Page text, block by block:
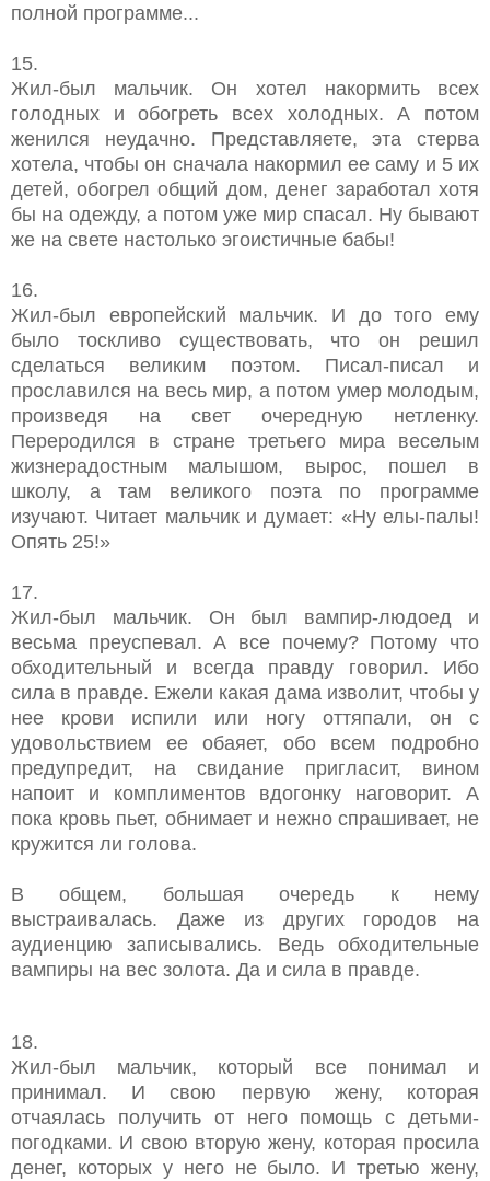
полной программе...
15.
Жил-был мальчик. Он хотел накормить всех
голодных и обогреть всех холодных. А потом
женился неудачно. Представляете, эта стерва
хотела, чтобы он сначала накормил ее саму и 5 их
детей, обогрел общий дом, денег заработал хотя
бы на одежду, а потом уже мир спасал. Ну бывают
же на свете настолько эгоистичные бабы!
16.
Жил-был европейский мальчик. И до того ему
было тоскливо существовать, что он решил
сделаться великим поэтом. Писал-писал и
прославился на весь мир, а потом умер молодым,
произведя на свет очередную нетленку.
Переродился в стране третьего мира веселым
жизнерадостным малышом, вырос, пошел в
школу, а там великого поэта по программе
изучают. Читает мальчик и думает: «Ну елы-палы!
Опять 25!»
17.
Жил-был мальчик. Он был вампир-людоед и
весьма преуспевал. А все почему? Потому что
обходительный и всегда правду говорил. Ибо
сила в правде. Ежели какая дама изволит, чтобы у
нее крови испили или ногу оттяпали, он с
удовольствием ее обаяет, обо всем подробно
предупредит, на свидание пригласит, вином
напоит и комплиментов вдогонку наговорит. А
пока кровь пьет, обнимает и нежно спрашивает, не
кружится ли голова.
В общем, большая очередь к нему
выстраивалась. Даже из других городов на
аудиенцию записывались. Ведь обходительные
вампиры на вес золота. Да и сила в правде.
18.
Жил-был мальчик, который все понимал и
принимал. И свою первую жену, которая
отчаялась получить от него помощь с детьми-
погодками. И свою вторую жену, которая просила
денег, которых у него не было. И третью жену,